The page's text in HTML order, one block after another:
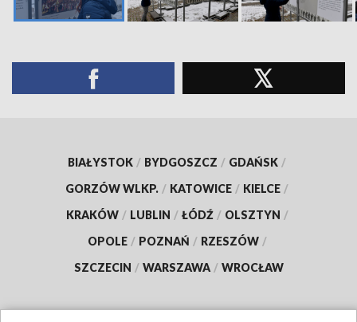
BIAŁYSTOK / BYDGOSZCZ / GDAŃSK /
GORZÓW WLKP. / KATOWICE / KIELCE /
KRAKÓW / LUBLIN / ŁÓDŹ / OLSZTYN /
OPOLE / POZNAŃ / RZESZÓW /
SZCZECIN / WARSZAWA / WROCŁAW